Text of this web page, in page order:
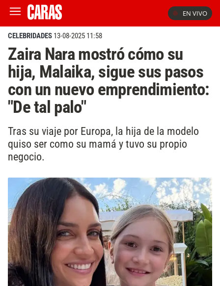
EN VIVO
CELEBRIDADES 13-08-2025 11:58
Zaira Nara mostró cómo su
hija, Malaika, sigue sus pasos
con un nuevo emprendimiento:
"De tal palo"
Tras su viaje por Europa, la hija de la modelo
quiso ser como su mamá y tuvo su propio
negocio.